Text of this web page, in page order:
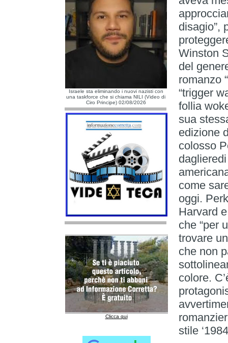
Israele sta eliminando i nuovi nazisti con
una taskforce che si chiama NILI (Video di
Ciro Principe) 02/08/2026
Clicca qui
disagio”,
Winston
del
romanzo
“trigger
follia
sua
edizione
colosso
come
oggi.
Harvard
che “per
trovare
che non
colore.
stile